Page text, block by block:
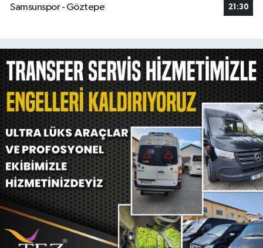
Samsunspor - Göztepe
21:30